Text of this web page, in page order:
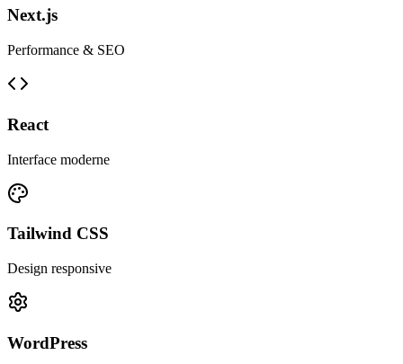
Next.js
Performance & SEO
React
Interface moderne
Tailwind CSS
Design responsive
WordPress